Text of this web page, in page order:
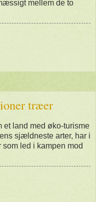
mellem de to
træer
et land med øko-turisme
sjældneste arter, har i
led i kampen mod